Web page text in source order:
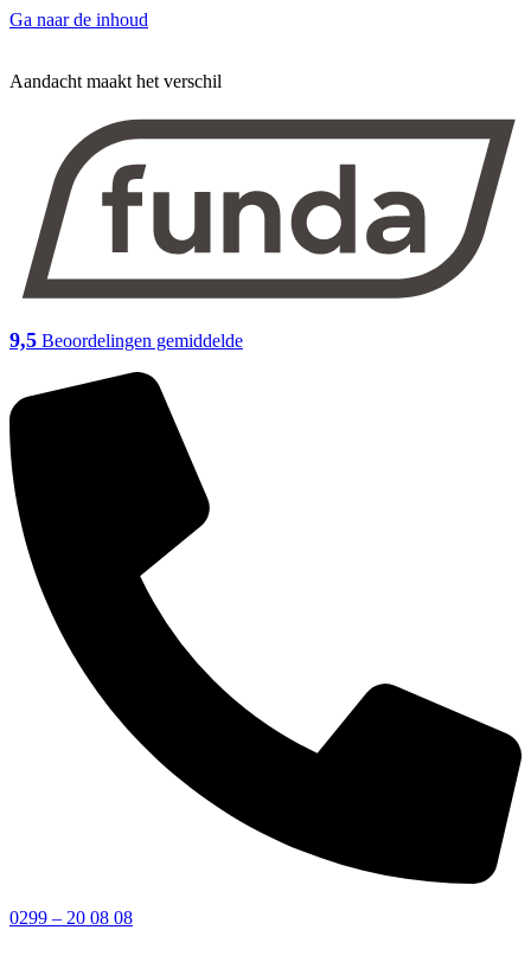
Ga naar de inhoud
Aandacht maakt het verschil
9,5 Beoordelingen gemiddelde
0299 – 20 08 08